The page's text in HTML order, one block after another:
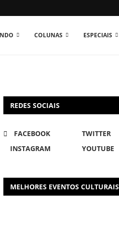
COLUNAS ESPECIAIS
REDES SOCIAIS
FACEBOOK
TWITTER
INSTAGRAM
YOUTUBE
MELHORES EVENTOS CULTURAIS